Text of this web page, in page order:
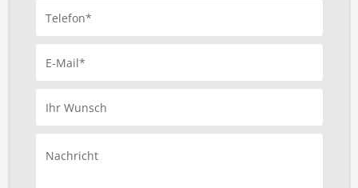
Telefon*
E-Mail*
Ihr Wunsch
Nachricht